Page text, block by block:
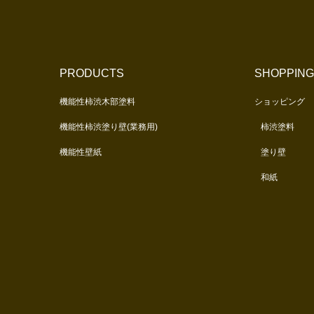
PRODUCTS
機能性柿渋木部塗料
機能性柿渋塗り壁(業務用)
機能性壁紙
SHOPPING
ショッピング
柿渋塗料
塗り壁
和紙